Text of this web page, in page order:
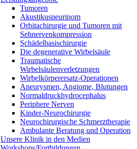
Tumoren
Akustikusneurinom
Orbitachirurgie und Tumoren mit
Sehnervenkompression
Schädelbasischirurgie
Die degenerative Wirbelsäule
Traumatische
Wirbelsäulenverletzungen
Wirbelkörperersatz-Operationen
Aneurysmen, Angiome, Blutungen
Normaldruckhydrocephalus
Periphere Nerven
Kinder-Neurochirurgie
Neurochirurgische Schmerztherapie
Ambulante Beratung und Operation
Unsere Klinik in den Medien